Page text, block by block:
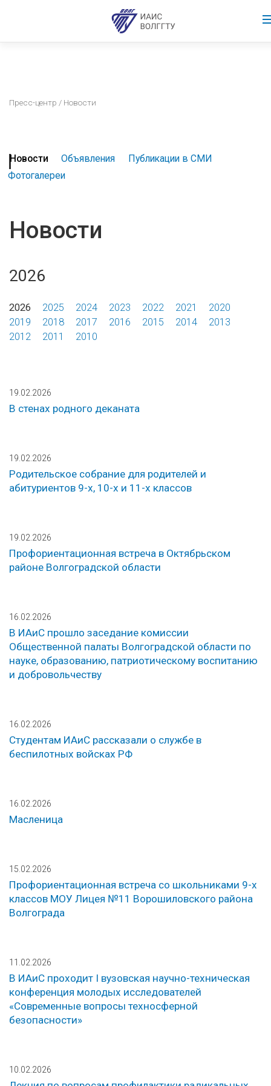
Пресс-центр / Новости
Новости Объявления
Публикации в СМИ
Фотогалереи
Новости
2026
2026 2025 2024 2023 2022 2021
2020
2019
2018 2017 2016 2015 2014
2013
2012
2011 2010
19.02.2026
В стенах родного деканата
19.02.2026
Родительское собрание для родителей и
абитуриентов 9-х, 10-х и 11-х классов
19.02.2026
Профориентационная встреча в Октябрьском
районе Волгоградской области
16.02.2026
В ИАиС прошло заседание комиссии
Общественной палаты Волгоградской области по
науке, образованию, патриотическому воспитанию
и добровольчеству
16.02.2026
Студентам ИАиС рассказали о службе в
беспилотных войсках РФ
16.02.2026
Масленица
15.02.2026
Профориентационная встреча со школьниками 9-х
классов МОУ Лицея №11 Ворошиловского района
Волгограда
11.02.2026
В ИАиС проходит I вузовская научно-техническая
конференция молодых исследователей
«Современные вопросы техносферной
безопасности»
10.02.2026